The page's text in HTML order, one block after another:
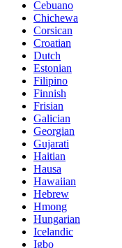
Cebuano
Chichewa
Corsican
Croatian
Dutch
Estonian
Filipino
Finnish
Frisian
Galician
Georgian
Gujarati
Haitian
Hausa
Hawaiian
Hebrew
Hmong
Hungarian
Icelandic
Igbo